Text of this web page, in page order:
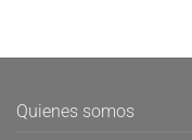
Quienes somos